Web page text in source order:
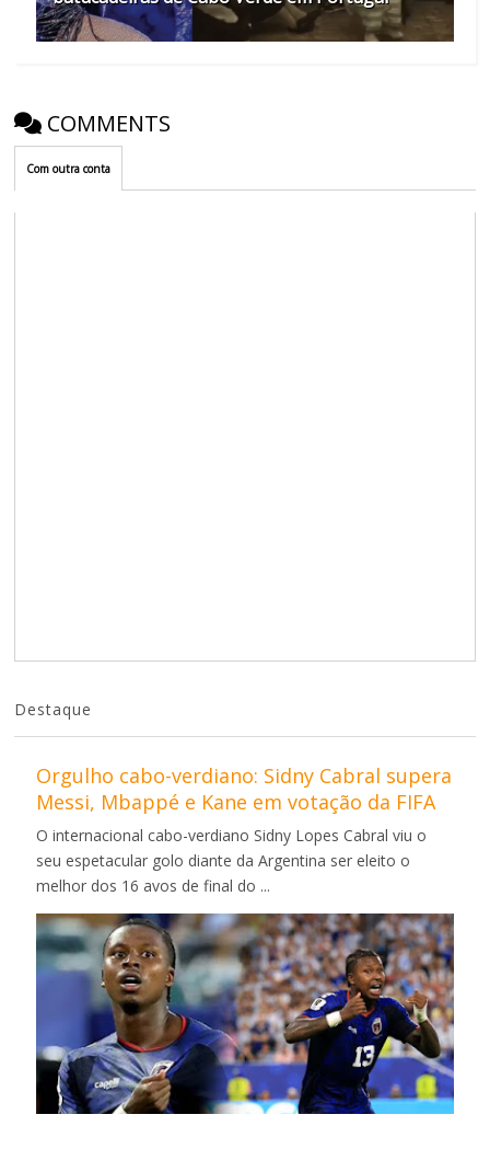
COMMENTS
Com outra conta
Destaque
Orgulho cabo-verdiano: Sidny Cabral supera
Messi, Mbappé e Kane em votação da FIFA
O internacional cabo-verdiano Sidny Lopes Cabral viu o
seu espetacular golo diante da Argentina ser eleito o
melhor dos 16 avos de final do ...